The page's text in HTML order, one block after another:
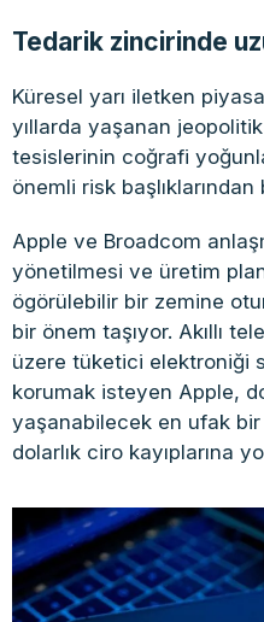
Tedarik zincirinde
Küresel yarı iletken
yıllarda yaşanan
tesislerinin coğrafi
önemli risk
Apple ve Broadcom
yönetilmesi ve üretim
ögörülebilir bir zemine
bir önem taşıyor. Akıllı
üzere tüketici elektroniği
korumak isteyen Apple,
yaşanabilecek en ufak bir
dolarlık ciro kayıplarına